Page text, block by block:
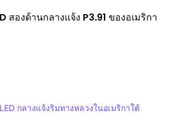
สองด้านกลางแจ้ง P3.91 ของอเมริกา